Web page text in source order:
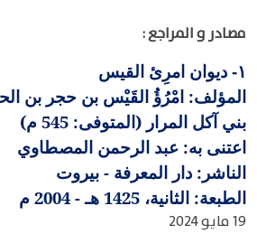
مصادر و المراجع :
١-
ديوان امرِئ القيس
المؤلف: امْرُؤُ القَيْس بن حجر بن
بني آكل المرار (المتوفى: 545 م)
اعتنى به: عبد الرحمن المصطاوي
الناشر: دار المعرفة - بيروت
الطبعة: الثانية، 1425 هـ - 2004 م
19 مايو 2024